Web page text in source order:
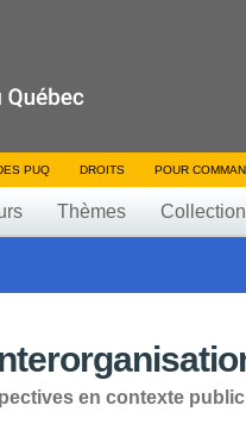
PUQ DROITS POUR
Thèmes
en contexte public